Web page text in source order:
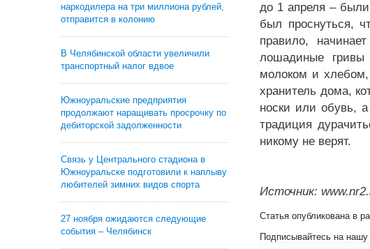
наркодилера на три миллиона рублей,
отправится в колонию
В Челябинской области увеличили
транспортный налог вдвое
Южноуральские предприятия
продолжают наращивать просрочку по
дебиторской задолженности
Связь у Центрального стадиона в
Южноуральске подготовили к наплыву
любителей зимних видов спорта
27 ноября ожидаются следующие
события – Челябинск
до 1 апреля –
был проснуться,
правило,
лошадиные гривы
молоком и хлебом,
хранитель дома,
носки или обувь,
традиция
никому не верят.
Источник:
Статья опубликована в
Подписывайтесь на нашу